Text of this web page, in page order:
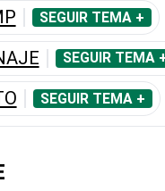
SEGUIR TEMA +
SEGUIR TEMA
SEGUIR TEMA +